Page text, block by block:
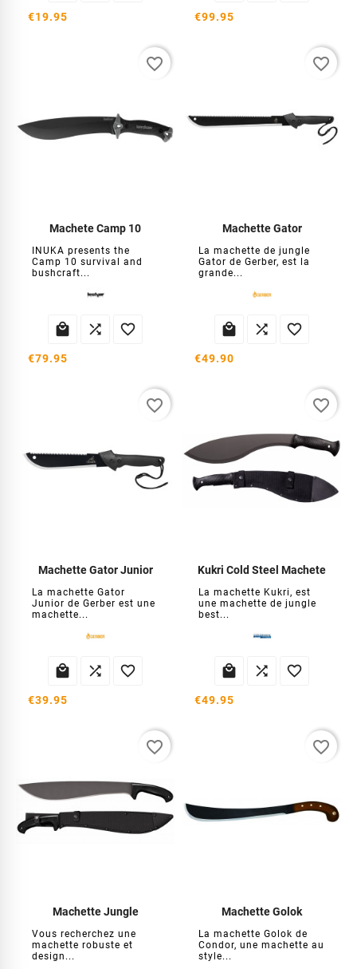
€19.95 €99.95
Machete Camp 10
INUKA presents the
Camp 10 survival and
bushcraft...
  
€79.95
favorite_border
Machette Gator
La machette de jungle
Gator de Gerber, est la
grande...
  
€49.90
favorite_border
Machette Gator Junior
La machette Gator
Junior de Gerber est une
machette...
  
€39.95
favorite_border
Kukri Cold Steel Machete
La machette Kukri, est
une machette de jungle
best...
  
€49.95
favorite_border
Machette Jungle
Vous recherchez une
machette robuste et
design...
favorite_border
Machette Golok
La machette Golok de
Condor, une machette au
style...
favorite_border